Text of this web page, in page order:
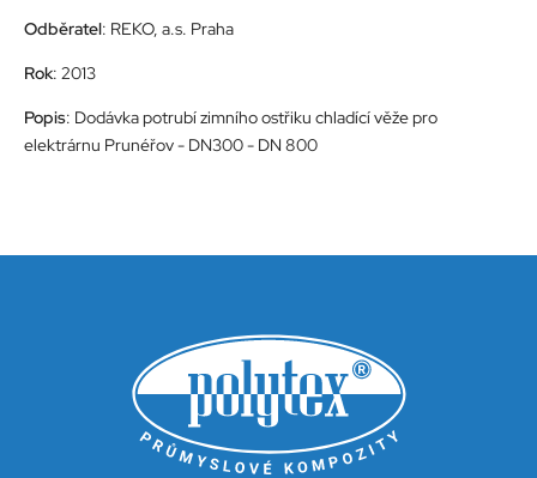
Odběratel: REKO, a.s. Praha
Rok: 2013
Popis: Dodávka potrubí zimního ostřiku chladící věže pro
elektrárnu Prunéřov - DN300 - DN 800